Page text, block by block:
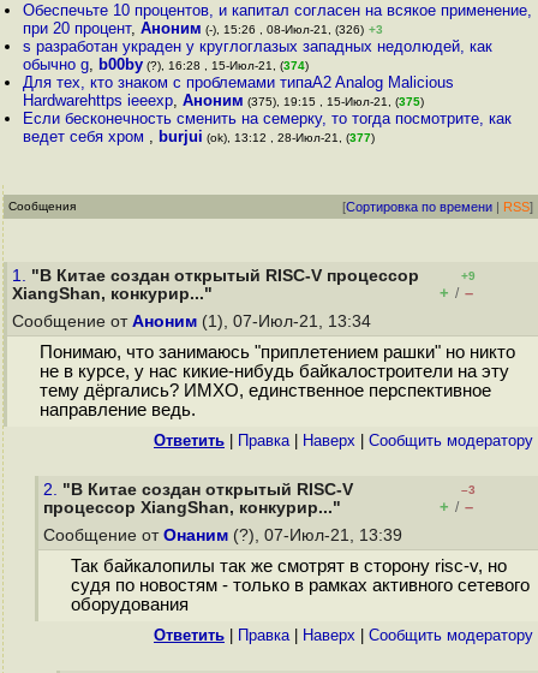
Обеспечьте 10 процентов, и капитал согласен на всякое применение,
при 20 процент,Аноним (-), 15:26 , 08-Июл-21, (326) +3
s разработан украден у круглоглазых западных недолюдей, как
обычно g, b00by (?), 16:28 , 15-Июл-21, (374)
Для тех, кто знаком с проблемами типаA2 Analog Malicious
Hardwarehttps ieeexp,Аноним (375), 19:15 , 15-Июл-21, (375)
Если бесконечность сменить на семерку, то тогда посмотрите, как
ведет себя хром , burjui (ok), 13:12 , 28-Июл-21, (377)
Сообщения [Сортировка по времени | RSS]
1. "В Китае создан открытый RISC-V процессор
XiangShan, конкурир..."
+9
+ / –
Сообщение от Аноним (1), 07-Июл-21, 13:34
Понимаю, что занимаюсь "приплетением рашки" но никто
не в курсе, у нас кикие-нибудь байкалостроители на эту
тему дёргались? ИМХО, единственное перспективное
направление ведь.
Ответить Правка| Наверх Cообщить модератору
2. "В Китае создан открытый RISC-V
процессор XiangShan, конкурир..."
–3
+ / –
Сообщение от Онаним (?), 07-Июл-21, 13:39
Так байкалопилы так же смотрят в сторону risc-v, но
судя по новостям - только в рамках активного сетевого
оборудования
Ответить Правка| Наверх Cообщить модератору